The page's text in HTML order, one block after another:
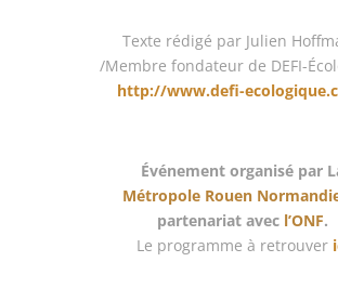
Texte rédigé par Julien
/Membre fondateur de DEFI-
http://www.defi-
Événement organisé par
Métropole Rouen
partenariat avec l’ONF.
Le programme à retrouver